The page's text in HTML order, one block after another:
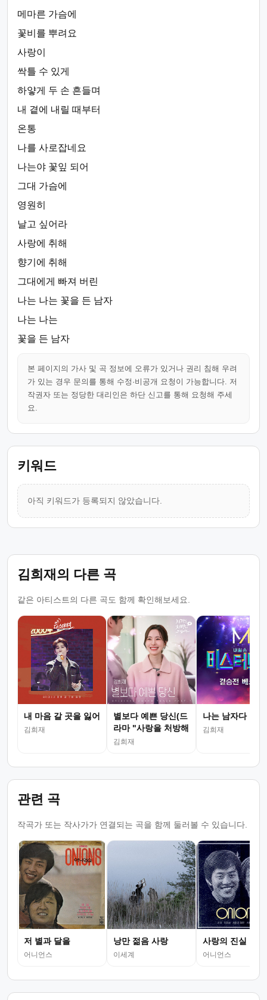
메마른 가슴에
꽃비를 뿌려요
사랑이
싹틀 수 있게
하얗게 두 손 흔들며
내 곁에 내릴 때부터
온통
나를 사로잡네요
나는야 꽃잎 되어
그대 가슴에
영원히
날고 싶어라
사랑에 취해
향기에 취해
그대에게 빠져 버린
나는 나는 꽃을 든 남자
나는 나는
꽃을 든 남자
본 페이지의 가사 및 곡 정보에 오류가 있거나 권리 침해 우려
가 있는 경우 문의를 통해 수정·비공개 요청이 가능합니다. 저
작권자 또는 정당한 대리인은 하단 신고를 통해 요청해 주세
요.
키워드
아직 키워드가 등록되지 않았습니다.
김희재의 다른 곡
같은 아티스트의 다른 곡도 함께 확인해보세요.
내 마음 갈 곳을 잃어
김희재
별보다 예쁜 당신(드
라마 "사랑을 처방해
드립니..
김희재
나는 남자다
김희재
관련 곡
작곡가 또는 작사가가 연결되는 곡을 함께 둘러볼 수 있습니다.
저 별과 달을
어니언스
낭만 젊음 사랑
이세계
사랑의 진실
어니언스